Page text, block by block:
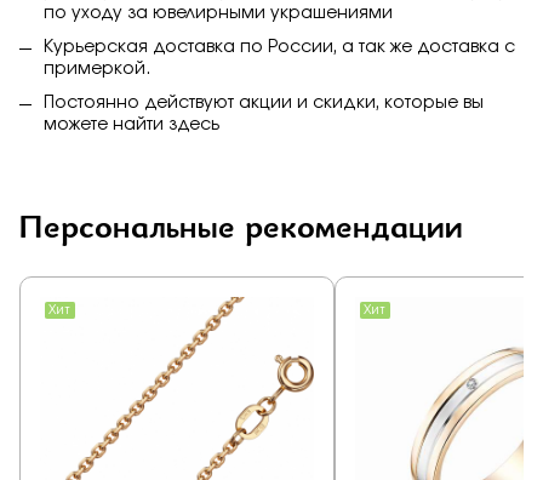
по уходу за ювелирными украшениями
Курьерская доставка по России, а так же доставка с
примеркой.
Постоянно действуют акции и скидки, которые вы
можете найти здесь
Персональные рекомендации